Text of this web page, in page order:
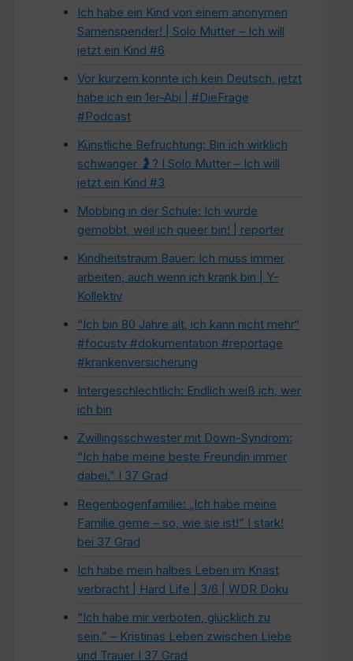
Ich habe ein Kind von einem anonymen
Samenspender! | Solo Mutter – Ich will
jetzt ein Kind #6
Vor kurzem konnte ich kein Deutsch, jetzt
habe ich ein 1er-Abi | #DieFrage
#Podcast
Künstliche Befruchtung: Bin ich wirklich
schwanger 🤰? I Solo Mutter – Ich will
jetzt ein Kind #3
Mobbing in der Schule: Ich wurde
gemobbt, weil ich queer bin! | reporter
Kindheitstraum Bauer: Ich muss immer
arbeiten, auch wenn ich krank bin | Y-
Kollektiv
“Ich bin 80 Jahre alt, ich kann nicht mehr“
#focustv #dokumentation #reportage
#krankenversicherung
Intergeschlechtlich: Endlich weiß ich, wer
ich bin
Zwillingsschwester mit Down-Syndrom:
“Ich habe meine beste Freundin immer
dabei.” I 37 Grad
Regenbogenfamilie: „Ich habe meine
Familie gerne – so, wie sie ist!” I stark!
bei 37 Grad
Ich habe mein halbes Leben im Knast
verbracht | Hard Life | 3/6 | WDR Doku
“Ich habe mir verboten, glücklich zu
sein.” – Kristinas Leben zwischen Liebe
und Trauer I 37 Grad